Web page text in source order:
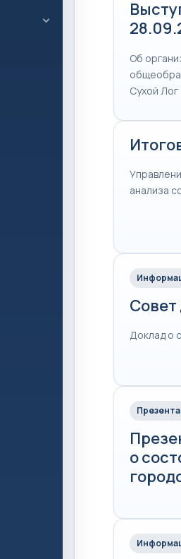
Об
Сухой Лог
анализа
Совет
Доклад о
о